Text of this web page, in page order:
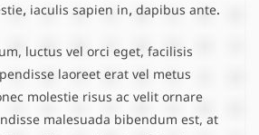
iaculis sapien in, dapibus ante.
luctus vel orci eget, facilisis
laoreet erat vel metus
molestie risus ac velit ornare
malesuada bibendum est, at